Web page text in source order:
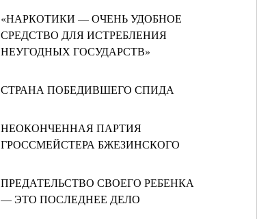
«НАРКОТИКИ — ОЧЕНЬ УДОБНОЕ
СРЕДСТВО ДЛЯ ИСТРЕБЛЕНИЯ
НЕУГОДНЫХ ГОСУДАРСТВ»
СТРАНА ПОБЕДИВШЕГО СПИДА
НЕОКОНЧЕННАЯ ПАРТИЯ
ГРОССМЕЙСТЕРА БЖЕЗИНСКОГО
ПРЕДАТЕЛЬСТВО СВОЕГО РЕБЕНКА
— ЭТО ПОСЛЕДНЕЕ ДЕЛО